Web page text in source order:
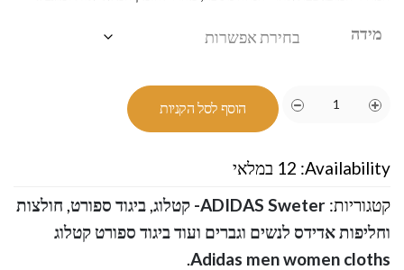
מידה
הוסף לסל הקניות
Availability: 12 במלאי
קטגוריות: ADIDAS Sweter- קטלוג ,ביגוד ספורט, חולצות
וחליפות אדידס לנשים וגברים ועוד ביגוד ספורט קטלוג
Adidas men women cloths
.